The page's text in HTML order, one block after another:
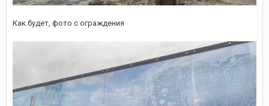
Как будет, фото с ограждения